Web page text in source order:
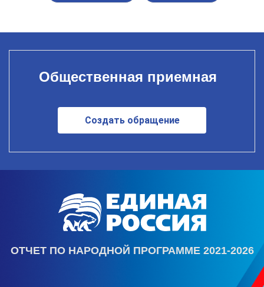
Общественная приемная
Создать обращение
ОТЧЕТ ПО НАРОДНОЙ ПРОГРАММЕ 2021-2026